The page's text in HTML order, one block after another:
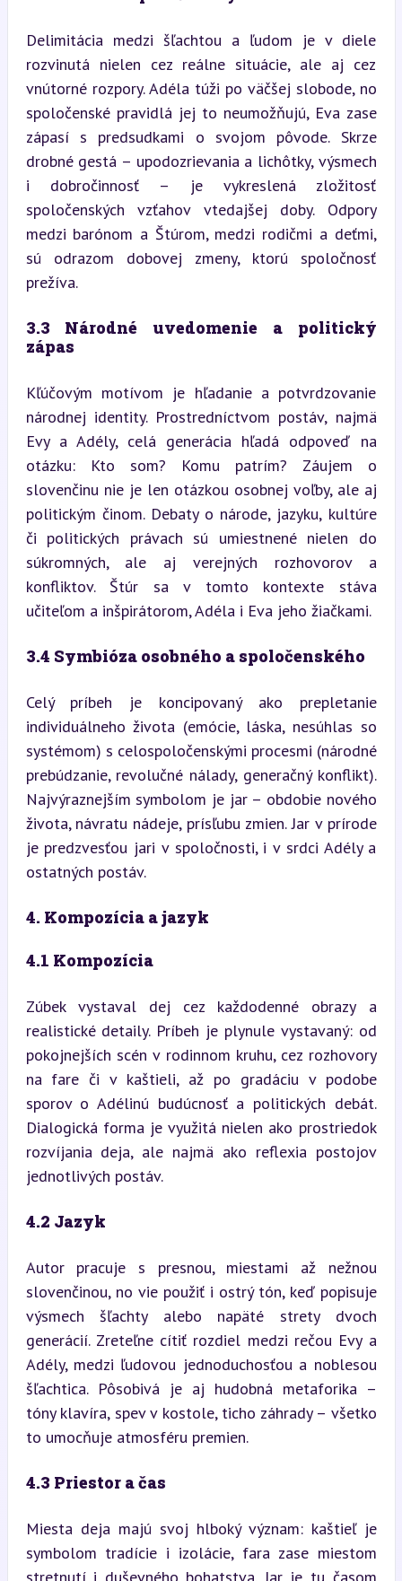
Delimitácia medzi šľachtou a ľudom je v diele
rozvinutá nielen cez reálne situácie, ale aj cez
vnútorné rozpory. Adéla túži po väčšej slobode, no
spoločenské pravidlá jej to neumožňujú, Eva zase
zápasí s predsudkami o svojom pôvode. Skrze
drobné gestá – upodozrievania a lichôtky, výsmech
i dobročinnosť – je vykreslená zložitosť
spoločenských vzťahov vtedajšej doby. Odpory
medzi barónom a Štúrom, medzi rodičmi a deťmi,
sú odrazom dobovej zmeny, ktorú spoločnosť
prežíva.
3.3 Národné uvedomenie a politický
zápas
Kľúčovým motívom je hľadanie a potvrdzovanie
národnej identity. Prostredníctvom postáv, najmä
Evy a Adély, celá generácia hľadá odpoveď na
otázku: Kto som? Komu patrím? Záujem o
slovenčinu nie je len otázkou osobnej voľby, ale aj
politickým činom. Debaty o národe, jazyku, kultúre
či politických právach sú umiestnené nielen do
súkromných, ale aj verejných rozhovorov a
konfliktov. Štúr sa v tomto kontexte stáva
učiteľom a inšpirátorom, Adéla i Eva jeho žiačkami.
3.4 Symbióza osobného a spoločenského
Celý príbeh je koncipovaný ako prepletanie
individuálneho života (emócie, láska, nesúhlas so
systémom) s celospoločenskými procesmi (národné
prebúdzanie, revolučné nálady, generačný konflikt).
Najvýraznejším symbolom je jar – obdobie nového
života, návratu nádeje, prísľubu zmien. Jar v prírode
je predzvesťou jari v spoločnosti, i v srdci Adély a
ostatných postáv.
4. Kompozícia a jazyk
4.1 Kompozícia
Zúbek vystaval dej cez každodenné obrazy a
realistické detaily. Príbeh je plynule vystavaný: od
pokojnejších scén v rodinnom kruhu, cez rozhovory
na fare či v kaštieli, až po gradáciu v podobe
sporov o Adélinú budúcnosť a politických debát.
Dialogická forma je využitá nielen ako prostriedok
rozvíjania deja, ale najmä ako reflexia postojov
jednotlivých postáv.
4.2 Jazyk
Autor pracuje s presnou, miestami až nežnou
slovenčinou, no vie použiť i ostrý tón, keď popisuje
výsmech šľachty alebo napäté strety dvoch
generácií. Zreteľne cítiť rozdiel medzi rečou Evy a
Adély, medzi ľudovou jednoduchosťou a noblesou
šľachtica. Pôsobivá je aj hudobná metaforika –
tóny klavíra, spev v kostole, ticho záhrady – všetko
to umocňuje atmosféru premien.
4.3 Priestor a čas
Miesta deja majú svoj hlboký význam: kaštieľ je
symbolom tradície i izolácie, fara zase miestom